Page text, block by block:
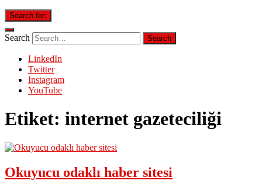
Search for:
Search
LinkedIn
Twitter
Instagram
YouTube
Etiket: internet gazeteciliği
Okuyucu odaklı haber sitesi